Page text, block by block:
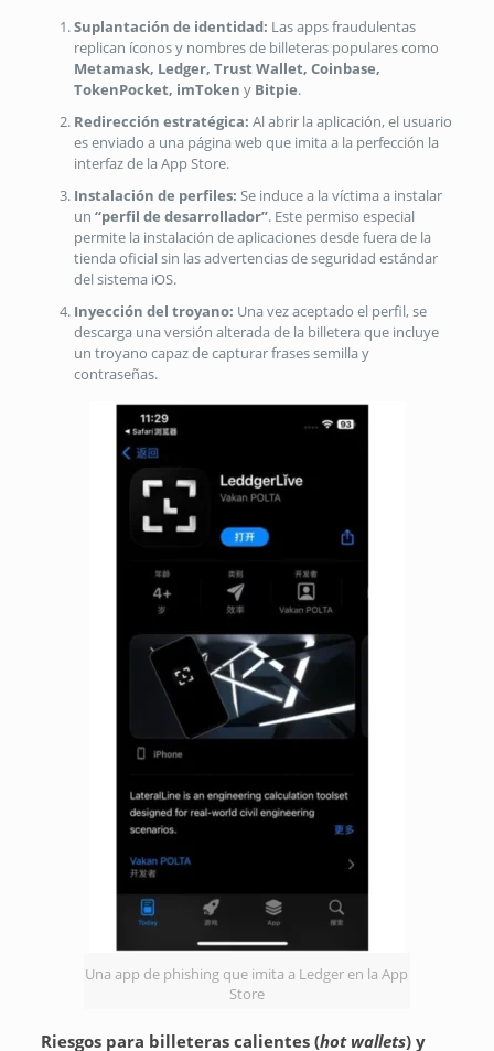
Suplantación de identidad: Las apps fraudulentas
replican íconos y nombres de billeteras populares como
Metamask, Ledger, Trust Wallet, Coinbase,
TokenPocket, imToken y Bitpie.
Redirección estratégica: Al abrir la aplicación, el usuario
es enviado a una página web que imita a la perfección la
interfaz de la App Store.
Instalación de perfiles: Se induce a la víctima a instalar
un “perfil de desarrollador”. Este permiso especial
permite la instalación de aplicaciones desde fuera de la
tienda oficial sin las advertencias de seguridad estándar
del sistema iOS.
Inyección del troyano: Una vez aceptado el perfil, se
descarga una versión alterada de la billetera que incluye
un troyano capaz de capturar frases semilla y
contraseñas.
Una app de phishing que imita a Ledger en la App
Store
Riesgos para billeteras calientes (hot wallets) y